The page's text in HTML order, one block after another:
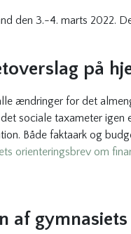
den 3.-4. marts 2022.
på
ændringer for det
sociale taxameter
Både faktaark og
orienteringsbrev om
gymnasiets